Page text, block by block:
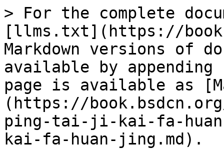
> For the complete
[llms.txt](https://
Markdown versions of
available by
page is available as
(https://
ping-tai-ji-kai-fa-
kai-fa-huan-jing.md).